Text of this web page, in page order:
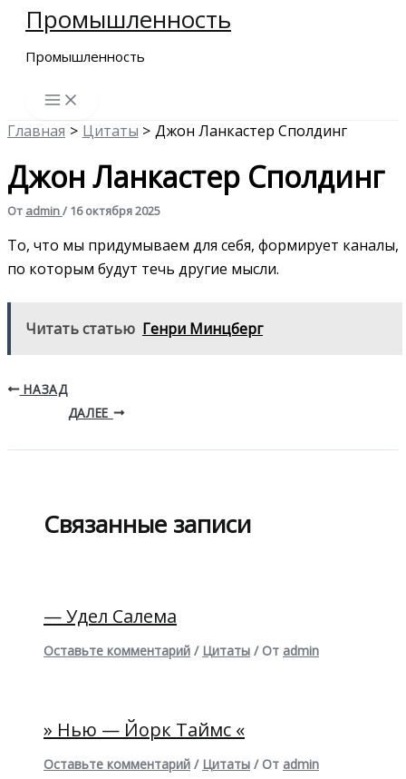
Перейти
содержимому
Промышленность
Промышленность
Главная Цитаты Джон Ланкастер Сполдинг
Джон Ланкастер Сполдинг
От admin/ 16 октября 2025
То, что мы придумываем для себя, формирует каналы,
по которым будут течь другие мысли.
Читать статью Генри Минцберг
НАЗАД
ДАЛЕЕ
Связанные записи
— Удел Салема
Оставьте комментарий / Цитаты / От admin
» Нью — Йорк Таймс «
Оставьте комментарий / Цитаты / От admin